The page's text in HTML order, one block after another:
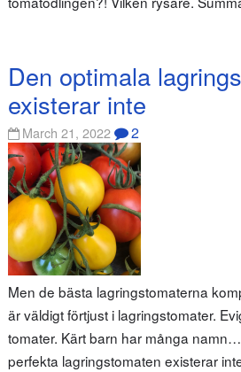
Den optimala
existerar inte
March 21, 2022 2
Men de bästa lagringstomaterna
är väldigt förtjust i lagringstomater.
tomater. Kärt barn har många
perfekta lagringstomaten existerar